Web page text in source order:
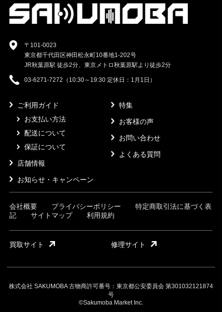
〒101-0023
東京都千代田区神田松永町10番地1-202号
JR秋葉原駅 徒歩2分、東京メトロ秋葉原駅より徒歩2分
03-6271-7272（10:30～19:30 定休日：1月1日）
ご利用ガイド
お支払い方法
配送について
保証について
店舗情報
お知らせ・キャンペーン
特集
お客様の声
お問い合わせ
よくある質問
会社概要 プライバシーポリシー
特定商取引法に基づく表
記
サイトマップ 利用規約
買取サイト 修理サイト
株式会社 SAKUMOBA 古物商許可番号：東京都公安委員会 第301032121874
号
©Sakumoba Market Inc.